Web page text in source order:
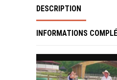
DESCRIPTION
INFORMATIONS